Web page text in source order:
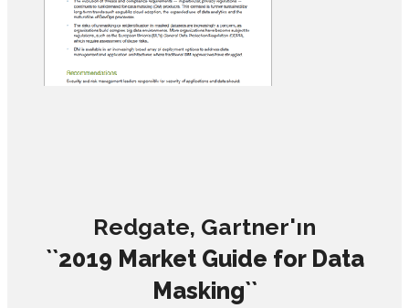
Redgate, Gartner'ın
``2019 Market Guide for Data
Masking``